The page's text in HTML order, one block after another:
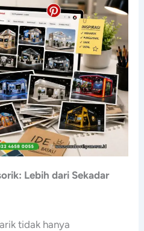
Lebih dari Sekadar
tidak hanya